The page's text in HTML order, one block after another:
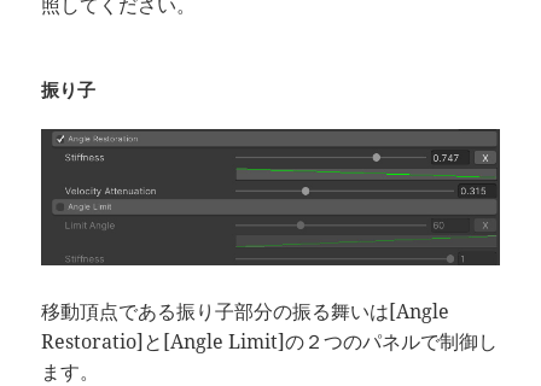
振り子
移動頂点である振り子部分の振る舞いは[Angle
Restoratio]と[Angle Limit]の２つのパネルで制御し
ます。